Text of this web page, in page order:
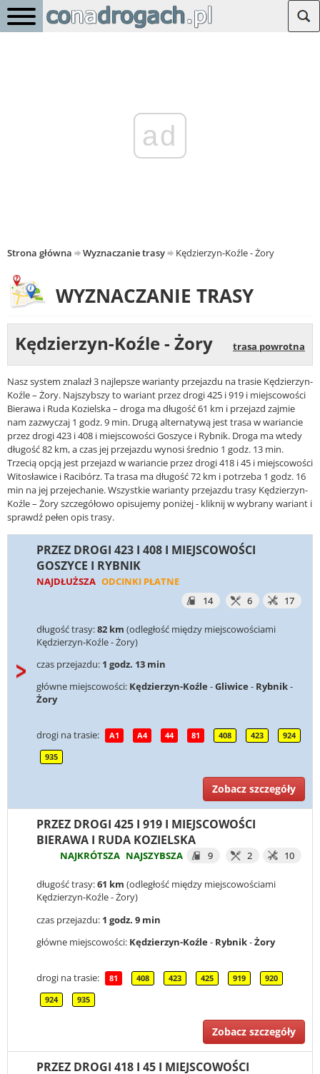
ad
Strona główna Wyznaczanie trasy Kędzierzyn-Koźle - Żory
WYZNACZANIE TRASY
Kędzierzyn-Koźle - Żory trasa powrotna
Nasz system znalazł 3 najlepsze warianty przejazdu na trasie Kędzierzyn-
Koźle – Żory. Najszybszy to wariant przez drogi 425 i 919 i miejscowości
Bierawa i Ruda Kozielska – droga ma długość 61 km i przejazd zajmie
nam zazwyczaj 1 godz. 9 min. Drugą alternatywą jest trasa w wariancie
przez drogi 423 i 408 i miejscowości Goszyce i Rybnik. Droga ma wtedy
długość 82 km, a czas jej przejazdu wynosi średnio 1 godz. 13 min.
Trzecią opcją jest przejazd w wariancie przez drogi 418 i 45 i miejscowości
Witosławice i Racibórz. Ta trasa ma długość 72 km i potrzeba 1 godz. 16
min na jej przejechanie. Wszystkie warianty przejazdu trasy Kędzierzyn-
Koźle – Żory szczegółowo opisujemy poniżej - kliknij w wybrany wariant i
sprawdź pełen opis trasy.
PRZEZ DROGI 423 I 408 I MIEJSCOWOŚCI
GOSZYCE I RYBNIK
NAJDŁUŻSZA ODCINKI PŁATNE
14
6 17
długość trasy:82 km (odległość między miejscowościami
Kędzierzyn-Koźle - Żory)
czas przejazdu: 1 godz. 13 min
główne miejscowości: Kędzierzyn-Koźle -Gliwice - Rybnik-
Żory
drogi na trasie: A1 A4 44 81 408 423 924
935
Zobacz szczegóły
PRZEZ DROGI 425 I 919 I MIEJSCOWOŚCI
BIERAWA I RUDA KOZIELSKA
NAJKRÓTSZA NAJSZYBSZA 9 2 10
długość trasy:61 km (odległość między miejscowościami
Kędzierzyn-Koźle - Żory)
czas przejazdu: 1 godz. 9 min
główne miejscowości: Kędzierzyn-Koźle- Rybnik-Żory
drogi na trasie: 81 408 423 425 919 920
924 935
Zobacz szczegóły
PRZEZ DROGI 418 I 45 I MIEJSCOWOŚCI